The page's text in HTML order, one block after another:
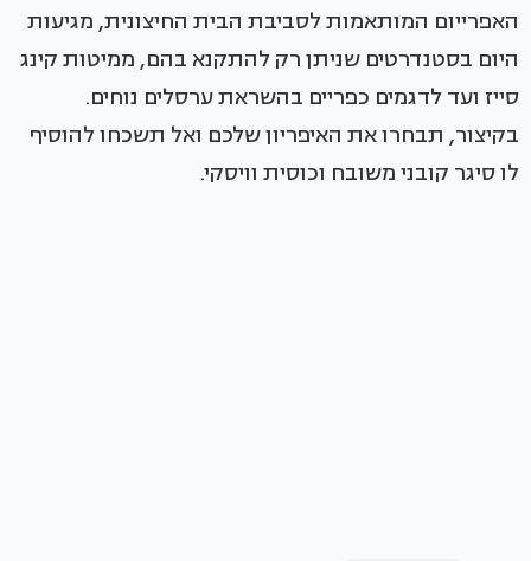
האפרייום המותאמות לסביבת הבית החיצונית, מגיעות
היום בסטנדרטים שניתן רק להתקנא בהם, ממיטות קינג
סייז ועד לדגמים כפריים בהשראת ערסלים נוחים.
בקיצור, תבחרו את האיפריון שלכם ואל תשכחו להוסיף
לו סיגר קובני משובח וכוסית וויסקי.